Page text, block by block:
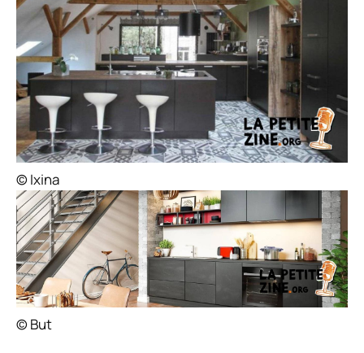
© Ixina
© But